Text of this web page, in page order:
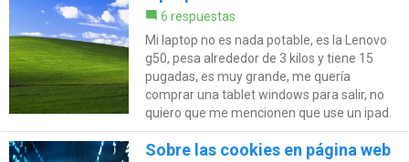
6 respuestas
Mi laptop no es nada potable, es la Lenovo
g50, pesa alrededor de 3 kilos y tiene 15
pugadas, es muy grande, me quería
comprar una tablet windows para salir, no
quiero que me mencionen que use un ipad.
Sobre las cookies en página web